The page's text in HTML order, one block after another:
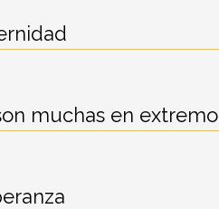
muchas en extremo